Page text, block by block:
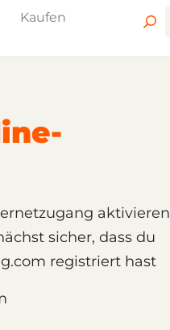
Kaufen
aktivieren
sicher, dass du
registriert hast